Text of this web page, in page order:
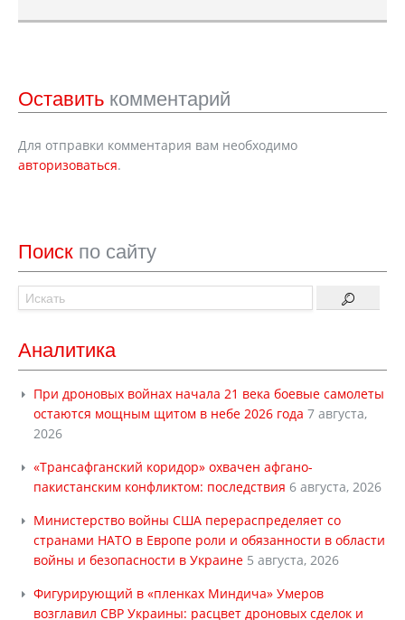
Оставить комментарий
Для отправки комментария вам необходимо
авторизоваться.
Поиск по сайту
Аналитика
При дроновых войнах начала 21 века боевые самолеты
остаются мощным щитом в небе 2026 года 7 августа,
2026
«Трансафганский коридор» охвачен афгано-
пакистанским конфликтом: последствия 6 августа, 2026
Министерство войны США перераспределяет со
странами НАТО в Европе роли и обязанности в области
войны и безопасности в Украине 5 августа, 2026
Фигурирующий в «пленках Миндича» Умеров
возглавил СВР Украины: расцвет дроновых сделок и